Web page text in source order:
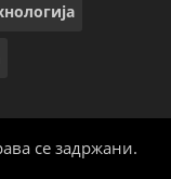
се задржани.